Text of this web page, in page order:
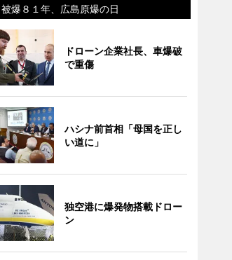
被爆８１年、広島原爆の日
ドローン企業社長、車爆破
で重傷
ハシナ前首相「母国を正し
い道に」
独空港に爆発物搭載ドロー
ン